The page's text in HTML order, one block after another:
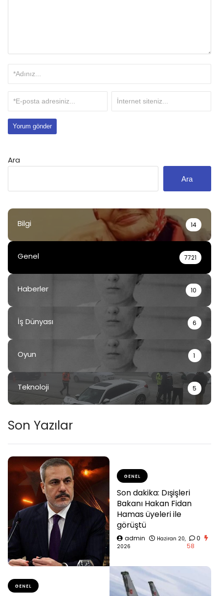
Ara
Ara
Bilgi 14
Genel 7721
Haberler 10
İş Dünyası 6
Oyun 1
Teknoloji 5
Son Yazılar
GENEL
Son dakika: Dışişleri
Bakanı Hakan Fidan
Hamas üyeleri ile
görüştü
admin
Haziran 20,
2026
0
58
GENEL